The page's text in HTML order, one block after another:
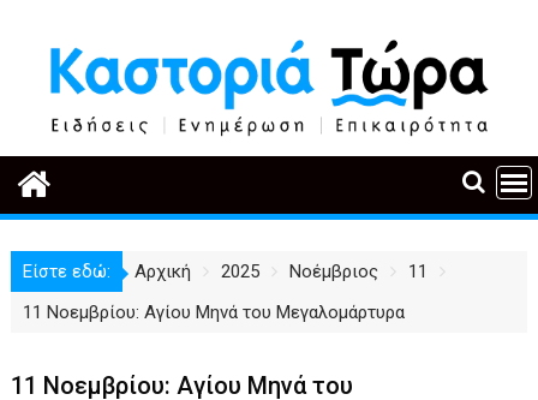
περιεχόμενο
Είστε εδώ: Αρχική 2025 Νοέμβριος
11
11 Νοεμβρίου: Αγίου Μηνά του Μεγαλομάρτυρα
11 Νοεμβρίου: Αγίου Μηνά του